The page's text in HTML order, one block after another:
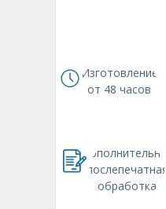
Изготовление
от 48 часов
Дополнительная
послепечатная
обработка